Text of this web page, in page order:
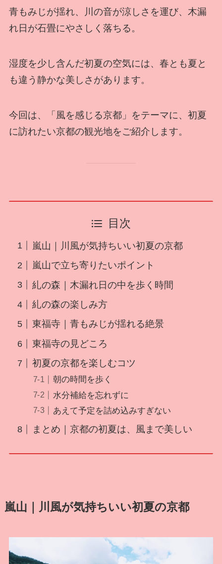
青もみじが揺れ、川の音が涼しさを運び、木漏
れ日が石畳にやさしく落ちる。
湿度を少し含んだ初夏の空気には、春とも夏と
も違う静かな美しさがあります。
今回は、「風を感じる京都」をテーマに、初夏
に訪れたい京都の観光地をご紹介します。
目次
嵐山｜川風が気持ちいい初夏の京都
嵐山で立ち寄りたいポイント
糺の森｜木漏れ日の中を歩く時間
糺の森の楽しみ方
東福寺｜青もみじが揺れる絶景
東福寺の見どころ
初夏の京都を楽しむコツ
朝の時間を歩く
水分補給を忘れずに
あえて予定を詰め込みすぎない
まとめ｜京都の初夏は、風まで美しい
嵐山｜川風が気持ちいい初夏の京都